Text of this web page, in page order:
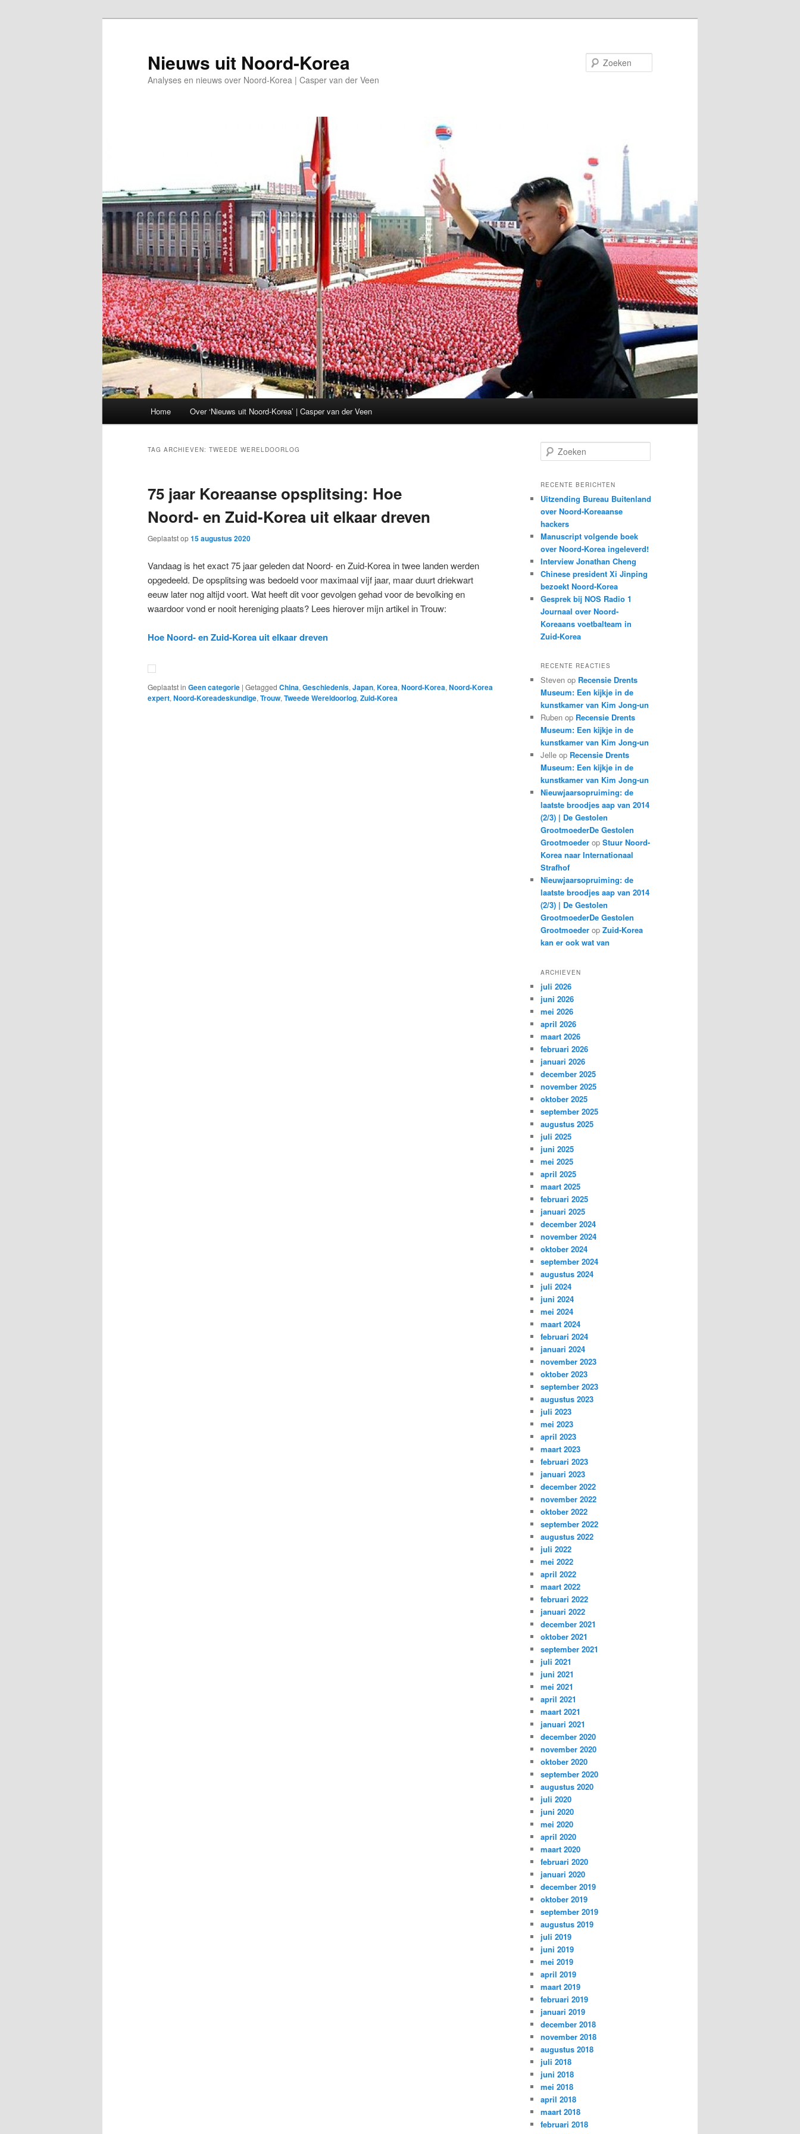
Nieuws uit Noord-Korea
Analyses en nieuws over Noord-Korea | Casper van der Veen
Home Over ‘Nieuws uit Noord-Korea’ | Casper van der Veen
TAG ARCHIEVEN: TWEEDE WERELDOORLOG
75 jaar Koreaanse opsplitsing: Hoe
Noord- en Zuid-Korea uit elkaar dreven
Geplaatst op15 augustus 2020
Vandaag is het exact 75 jaar geleden dat Noord- en Zuid-Korea in twee landen werden
opgedeeld. De opsplitsing was bedoeld voor maximaal vijf jaar, maar duurt driekwart
eeuw later nog altijd voort. Wat heeft dit voor gevolgen gehad voor de bevolking en
waardoor vond er nooit hereniging plaats? Lees hierover mijn artikel in Trouw:
Hoe Noord- en Zuid-Korea uit elkaar dreven
Geplaatst in Geen categorie | Getagged China, Geschiedenis, Japan, Korea, Noord-Korea, Noord-Korea
expert, Noord-Koreadeskundige, Trouw, Tweede Wereldoorlog, Zuid-Korea
o
k
n
RECENTE BERICHTEN
Uitzending Bureau Buitenland
over Noord-Koreaanse
hackers
Manuscript volgende boek
over Noord-Korea ingeleverd!
Interview Jonathan Cheng
Chinese president Xi Jinping
bezoekt Noord-Korea
Gesprek bij NOS Radio 1
Journaal over Noord-
Koreaans voetbalteam in
Zuid-Korea
RECENTE REACTIES
Steven op Recensie Drents
Museum: Een kijkje in de
kunstkamer van Kim Jong-un
Ruben op Recensie Drents
Museum: Een kijkje in de
kunstkamer van Kim Jong-un
Jelle op Recensie Drents
Museum: Een kijkje in de
kunstkamer van Kim Jong-un
Nieuwjaarsopruiming: de
laatste broodjes aap van 2014
(2/3) | De Gestolen
GrootmoederDe Gestolen
Grootmoeder op Stuur Noord-
Korea naar Internationaal
Strafhof
Nieuwjaarsopruiming: de
laatste broodjes aap van 2014
(2/3) | De Gestolen
GrootmoederDe Gestolen
Grootmoeder op Zuid-Korea
kan er ook wat van
ARCHIEVEN
juli 2026
juni 2026
mei 2026
april 2026
maart 2026
februari 2026
januari 2026
december 2025
november 2025
oktober 2025
september 2025
augustus 2025
juli 2025
juni 2025
mei 2025
april 2025
maart 2025
februari 2025
januari 2025
december 2024
november 2024
oktober 2024
september 2024
augustus 2024
juli 2024
juni 2024
mei 2024
maart 2024
februari 2024
januari 2024
november 2023
oktober 2023
september 2023
augustus 2023
juli 2023
mei 2023
april 2023
maart 2023
februari 2023
januari 2023
december 2022
november 2022
oktober 2022
september 2022
augustus 2022
juli 2022
mei 2022
april 2022
maart 2022
februari 2022
januari 2022
december 2021
oktober 2021
september 2021
juli 2021
juni 2021
mei 2021
april 2021
maart 2021
januari 2021
december 2020
november 2020
oktober 2020
september 2020
augustus 2020
juli 2020
juni 2020
mei 2020
april 2020
maart 2020
februari 2020
januari 2020
december 2019
oktober 2019
september 2019
augustus 2019
juli 2019
juni 2019
mei 2019
april 2019
maart 2019
februari 2019
januari 2019
december 2018
november 2018
augustus 2018
juli 2018
juni 2018
mei 2018
april 2018
maart 2018
februari 2018